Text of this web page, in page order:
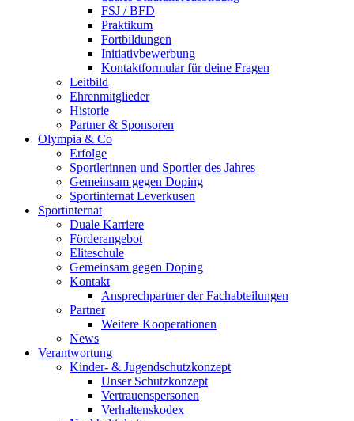
FSJ / BFD
Praktikum
Fortbildungen
Initiativbewerbung
Kontaktformular für deine Fragen
Leitbild
Ehrenmitglieder
Historie
Partner & Sponsoren
Olympia & Co
Erfolge
Sportlerinnen und Sportler des Jahres
Gemeinsam gegen Doping
Sportinternat Leverkusen
Sportinternat
Duale Karriere
Förderangebot
Eliteschule
Gemeinsam gegen Doping
Kontakt
Ansprechpartner der Fachabteilungen
Partner
Weitere Kooperationen
News
Verantwortung
Kinder- & Jugendschutzkonzept
Unser Schutzkonzept
Vertrauenspersonen
Verhaltenskodex